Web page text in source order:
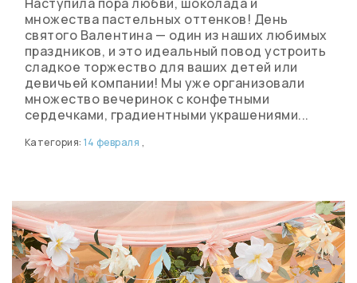
множества пастельных оттенков! День
святого Валентина — один из наших любимых
праздников, и это идеальный повод устроить
сладкое торжество для ваших детей или
девичьей компании! Мы уже организовали
множество вечеринок с конфетными
сердечками, градиентными украшениями...
Категория:14 февраля ,